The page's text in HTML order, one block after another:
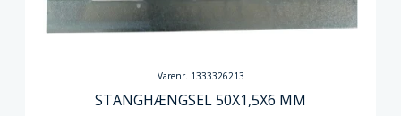
Varenr. 1333326213
STANGHÆNGSEL 50X1,5X6 MM